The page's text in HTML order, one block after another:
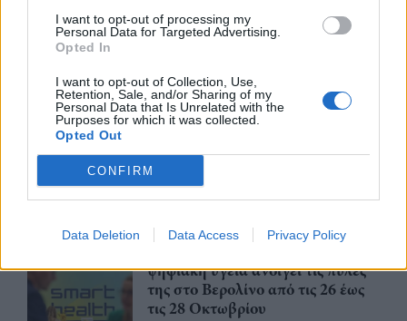
I want to opt-out of processing my
Personal Data for Targeted Advertising.
Opted In
I want to opt-out of Collection, Use,
Retention, Sale, and/or Sharing of my
Personal Data that Is Unrelated with the
Purposes for which it was collected.
Opted Out
CONFIRM
Data Deletion Data Access Privacy Policy
για την υποχρεωτική ηλεκτρονική
τιμολόγηση – Στο τραπέζι
03/08/26|15:12
Συνάντηση με τον γεν.
Αποβλήτων για τη διαχείριση του
Γυαλιού πραγματοποίησαν
ΓΣΕΒΕΕ και ΠΟΕΒΥ
ψηφιακή υγεία ανοίγει τις πύλες
της στο Βερολίνο από τις 26 έως
τις 28 Οκτωβρίου